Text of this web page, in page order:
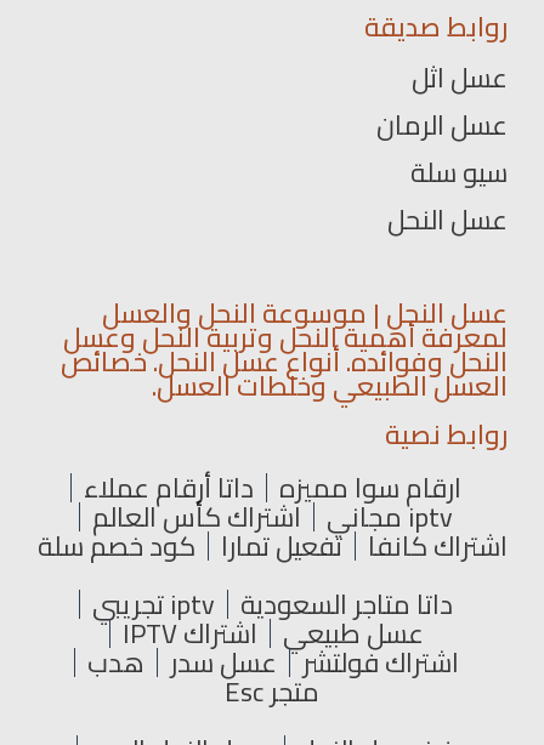
روابط صديقة
عسل اثل
عسل الرمان
سيو سلة
عسل النحل
عسل النحل | موسوعة النحل والعسل
لمعرفة أهمية النحل وتربية النحل وعسل
النحل وفوائده. أنواع عسل النحل. خصائص
العسل الطبيعي وخلطات العسل.
روابط نصية
ارقام سوا مميزه داتا أرقام عملاء
iptv مجاني اشتراك كأس العالم
اشتراك كانفا تفعيل تمارا كود خصم سلة
داتا متاجر السعودية iptv تجريبي
عسل طبيعي اشتراك IPTV
اشتراك فولتشر عسل سدر هدب
متجر Esc